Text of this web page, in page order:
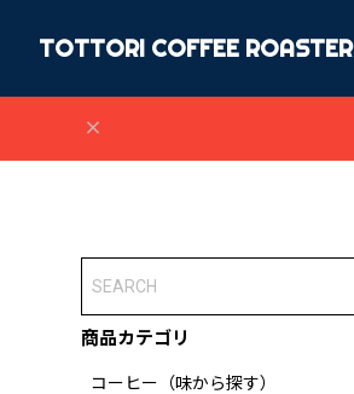
TOTTORI COFFEE ROASTER
商品カテゴリ
コーヒー（味から探す）